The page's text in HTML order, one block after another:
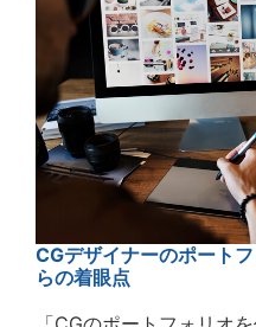
CGデザイナーのポート
らの着眼点